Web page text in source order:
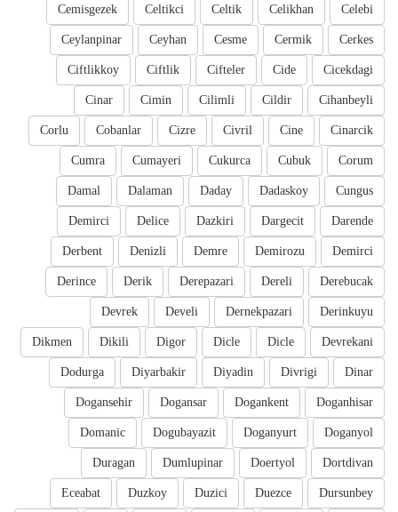
Celebi
Celikhan
Celtik
Celtikci
Cemisgezek
Cerkes
Cermik
Cesme
Ceyhan
Ceylanpinar
Cicekdagi
Cide
Cifteler
Ciftlik
Ciftlikkoy
Cihanbeyli
Cildir
Cilimli
Cimin
Cinar
Cinarcik
Cine
Civril
Cizre
Cobanlar
Corlu
Corum
Cubuk
Cukurca
Cumayeri
Cumra
Cungus
Dadaskoy
Daday
Dalaman
Damal
Darende
Dargecit
Dazkiri
Delice
Demirci
Demirci
Demirozu
Demre
Denizli
Derbent
Derebucak
Dereli
Derepazari
Derik
Derince
Derinkuyu
Dernekpazari
Develi
Devrek
Devrekani
Dicle
Dicle
Digor
Dikili
Dikmen
Dinar
Divrigi
Diyadin
Diyarbakir
Dodurga
Doganhisar
Dogankent
Dogansar
Dogansehir
Doganyol
Doganyurt
Dogubayazit
Domanic
Dortdivan
Doertyol
Dumlupinar
Duragan
Dursunbey
Duezce
Duzici
Duzkoy
Eceabat